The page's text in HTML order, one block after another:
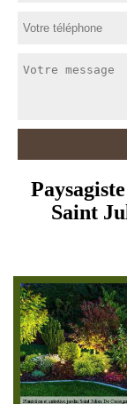
Saint